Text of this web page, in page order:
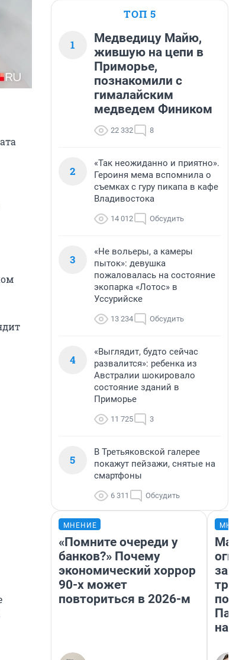
ТОП 5
1
Медведицу Майю,
жившую на цепи в
Приморье,
познакомили с
гималайским
медведем Фиником
22 332 8
2
«Так неожиданно и приятно».
Героиня мема вспомнила о
съемках с гуру пикапа в кафе
Владивостока
14 012 Обсудить
3
«Не вольеры, а камеры
пыток»: девушка
пожаловалась на состояние
экопарка «Лотос» в
Уссурийске
13 234 Обсудить
4
«Выглядит, будто сейчас
развалится»: ребенка из
Австралии шокировало
состояние зданий в
Приморье
11 725 3
5
В Третьяковской галерее
покажут пейзажи, снятые на
смартфоны
6 311 Обсудить
МНЕНИЕ
«Помните очереди у
банков?» Почему
экономический хоррор
90-х может
повториться в 2026-м
Мало,
нас